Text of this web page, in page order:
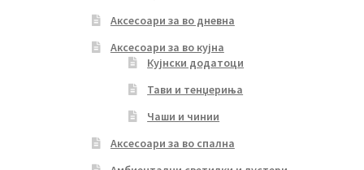
Аксесоари за во дневна
Аксесоари за во кујна
Кујнски додатоци
Тави и тенџериња
Чаши и чинии
Аксесоари за во спална